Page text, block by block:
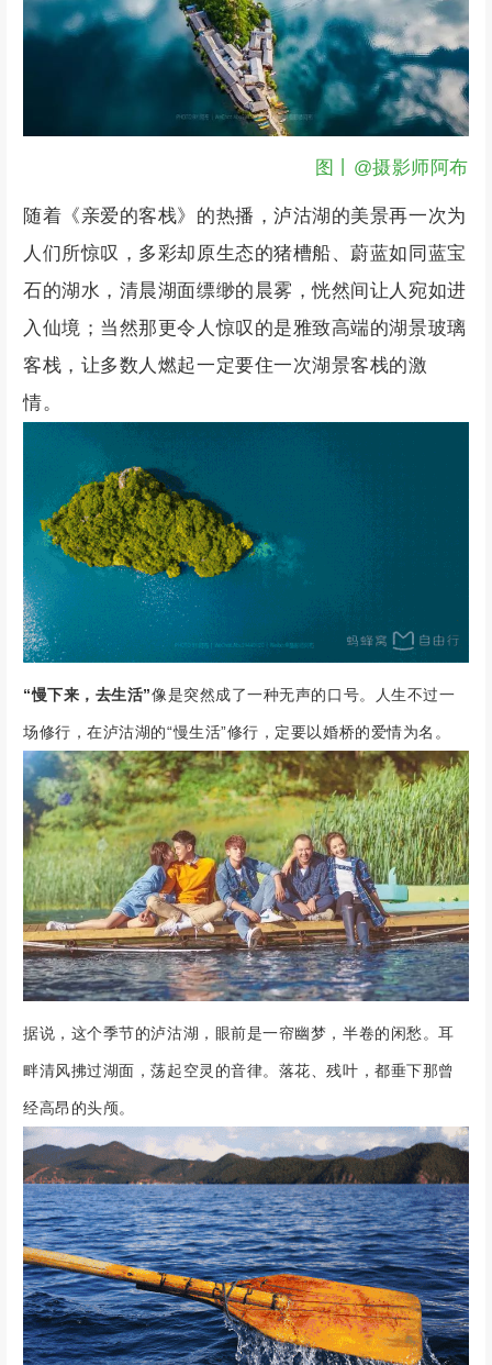
图丨@摄影师阿布
随着《亲爱的客栈》的热播，泸沽湖的美景再一次为
人们所惊叹，多彩却原生态的猪槽船、蔚蓝如同蓝宝
石的湖水，清晨湖面缥缈的晨雾，恍然间让人宛如进
入仙境；当然那更令人惊叹的是雅致高端的湖景玻璃
客栈，让多数人燃起一定要住一次湖景客栈的激
情。
“慢下来，去生活”像是突然成了一种无声的口号。人生不过一
场修行，在泸沽湖的“慢生活”修行，定要以婚桥的爱情为名。
据说，这个季节的泸沽湖，眼前是一帘幽梦，半卷的闲愁。耳
畔清风拂过湖面，荡起空灵的音律。落花、残叶，都垂下那曾
经高昂的头颅。